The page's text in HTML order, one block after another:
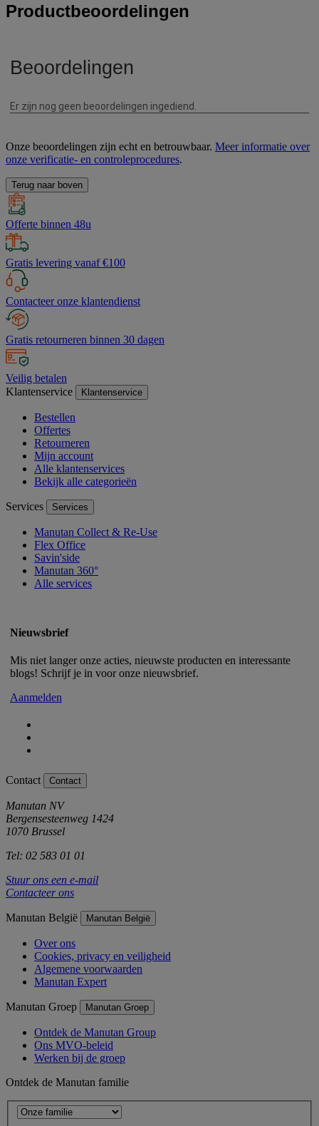
Productbeoordelingen
Onze beoordelingen zijn echt en betrouwbaar. Meer informatie over
onze verificatie- en controleprocedures.
Terug naar boven
Offerte binnen 48u
Gratis levering vanaf €100
Contacteer onze klantendienst
Gratis retourneren binnen 30 dagen
Veilig betalen
Klantenservice
Klantenservice
Bestellen
Offertes
Retourneren
Mijn account
Alle klantenservices
Bekijk alle categorieën
Services Services
Manutan Collect & Re-Use
Flex Office
Savin'side
Manutan 360°
Alle services
Nieuwsbrief
Mis niet langer onze acties, nieuwste producten en interessante
blogs! Schrijf je in voor onze nieuwsbrief.
Aanmelden
Contact Contact
Manutan NV
Bergensesteenweg 1424
1070 Brussel
Tel: 02 583 01 01
Stuur ons een e-mail
Contacteer ons
Manutan België Manutan België
Over ons
Cookies, privacy en veiligheid
Algemene voorwaarden
Manutan Expert
Manutan Groep Manutan Groep
Ontdek de Manutan Group
Ons MVO-beleid
Werken bij de groep
Ontdek de Manutan familie